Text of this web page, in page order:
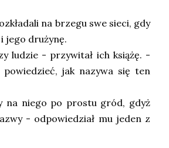
na brzegu swe sieci, gdy
jego drużynę.
ludzie - przywitał ich książę. -
powiedzieć, jak nazywa się ten
na niego po prostu gród, gdyż
- odpowiedział mu jeden z